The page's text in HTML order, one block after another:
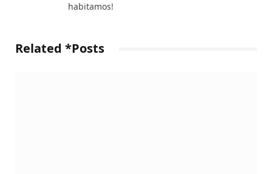
habitamos!
Related *Posts